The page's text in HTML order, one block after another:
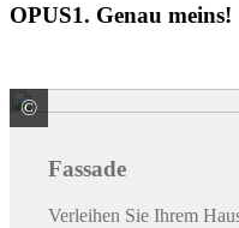
OPUS1. Genau meins!
© © Dariusz Jarzabek
Fassade
Verleihen Sie Ihrem